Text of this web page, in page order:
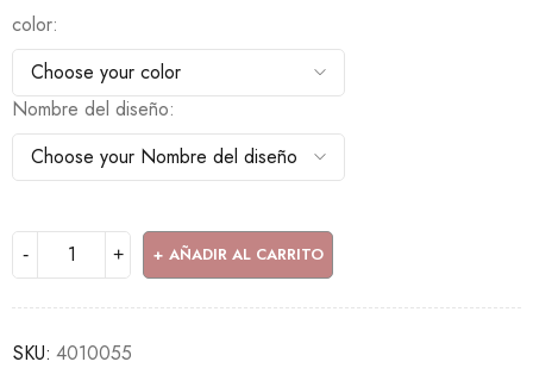
color
Nombre del diseño
AÑADIR AL CARRITO
SKU: 4010055